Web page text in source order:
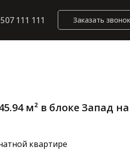
111 111 Заказать звонок
м² в блоке Запад
квартире